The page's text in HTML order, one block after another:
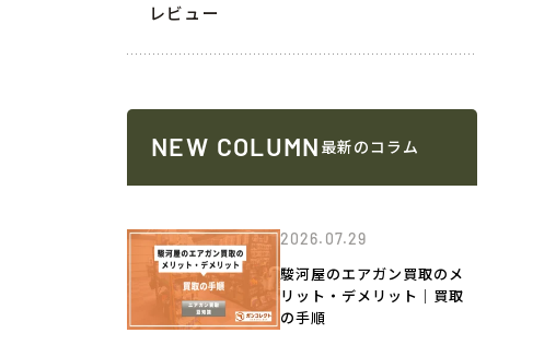
レビュー
NEW COLUMN 最新のコラム
2026.07.29
駿河屋のエアガン買取のメ
リット・デメリット｜買取
の手順